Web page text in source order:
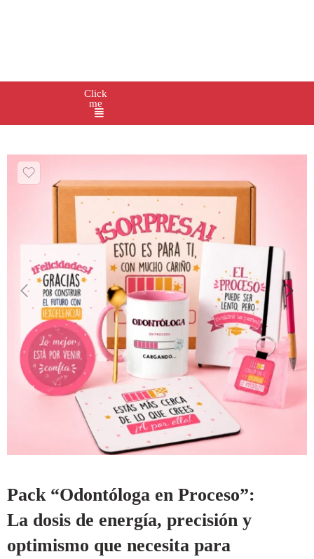
Click
me
Pack “Odontóloga en Proceso”:
La dosis de energía, precisión y
optimismo que necesita para